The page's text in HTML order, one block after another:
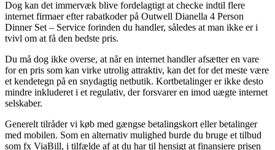
Dog kan det immervæk blive fordelagtigt at checke indtil flere
internet firmaer efter rabatkoder på Outwell Dianella 4 Person
Dinner Set – Service forinden du handler, således at man ikke er i
tvivl om at få den bedste pris.
Du må dog ikke overse, at når en internet handler afsætter en vare
for en pris som kan virke utrolig attraktiv, kan det for det meste være
et kendetegn på en snydagtig netbutik. Kortbetalinger er ikke desto
mindre inkluderet i et regulativ, der forsvarer en imod uægte internet
selskaber.
Generelt tilråder vi køb med gængse betalingskort eller betalinger
med mobilen. Som en alternativ mulighed burde du bruge et tilbud
som fx ViaBill, i tilfælde af at du har til hensigt at finansiere prisen